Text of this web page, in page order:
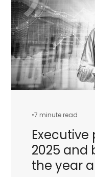
•7 minute read
Executive
2025 and
the year